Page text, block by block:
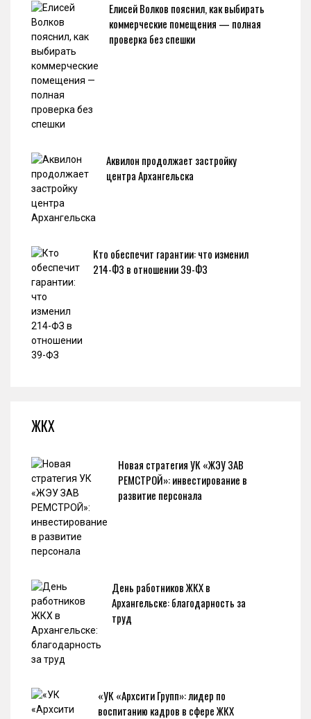
Елисей Волков пояснил, как выбирать
коммерческие помещения — полная
проверка без спешки
Аквилон продолжает застройку
центра Архангельска
Кто обеспечит гарантии: что изменил
214-ФЗ в отношении 39-ФЗ
ЖКХ
Новая стратегия УК «ЖЭУ ЗАВ
РЕМСТРОЙ»: инвестирование в
развитие персонала
День работников ЖКХ в
Архангельске: благодарность за
труд
«УК «Архсити Групп»: лидер по
воспитанию кадров в сфере ЖКХ